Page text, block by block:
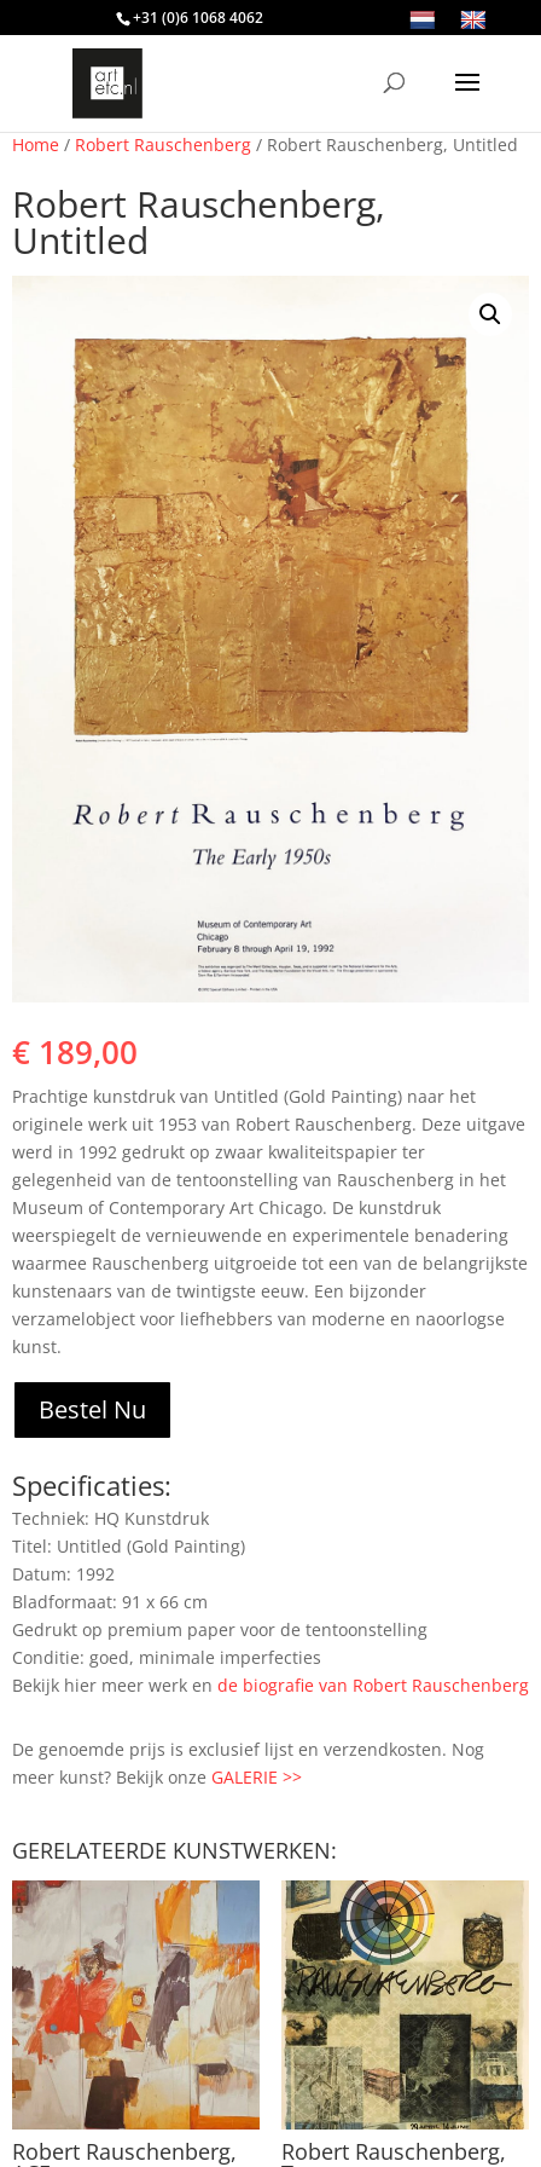
+31 (0)6 1068 4062
Home / Robert Rauschenberg / Robert Rauschenberg, Untitled
Robert Rauschenberg,
Untitled
€ 189,00
Prachtige kunstdruk van Untitled (Gold Painting) naar het
originele werk uit 1953 van Robert Rauschenberg. Deze uitgave
werd in 1992 gedrukt op zwaar kwaliteitspapier ter
gelegenheid van de tentoonstelling van Rauschenberg in het
Museum of Contemporary Art Chicago. De kunstdruk
weerspiegelt de vernieuwende en experimentele benadering
waarmee Rauschenberg uitgroeide tot een van de belangrijkste
kunstenaars van de twintigste eeuw. Een bijzonder
verzamelobject voor liefhebbers van moderne en naoorlogse
kunst.
Bestel Nu
Specificaties:
Techniek: HQ Kunstdruk
Titel: Untitled (Gold Painting)
Datum: 1992
Bladformaat: 91 x 66 cm
Gedrukt op premium paper voor de tentoonstelling
Conditie: goed, minimale imperfecties
Bekijk hier meer werk en de biografie van Robert Rauschenberg
De genoemde prijs is exclusief lijst en verzendkosten. Nog
meer kunst? Bekijk onze GALERIE >>
GERELATEERDE KUNSTWERKEN:
Robert Rauschenberg, Robert Rauschenberg,